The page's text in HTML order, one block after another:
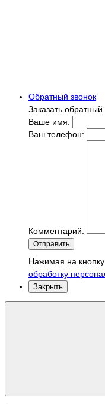
Обратный звонок
Заказать обратный
Ваше имя:
Ваш телефон:
Комментарий:
Отправить
Нажимая на
обработку
Закрыть